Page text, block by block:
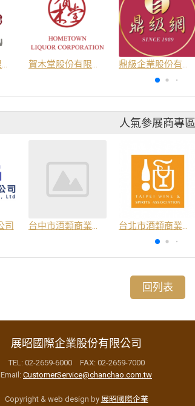
藻美學生技有限公司 賀木堂股份有限公司 鼎級企業股份有限公司
人氣參展商專區
司 台中市酒類商業同業公會 台北市酒類商業同業公會
回列表
展昭國際企業股份有限公司
TEL: 02-2659-6000 FAX: 02-2659-7000
Email: CustomerService@chanchao.com.tw
Copyright & web design by 展昭國際企業